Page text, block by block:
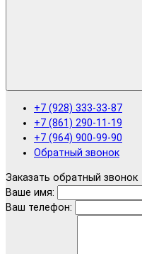
+7 (928) 333-33-87
+7 (861) 290-11-19
+7 (964) 900-99-90
Обратный звонок
Заказать обратный звонок
Ваше имя:
Ваш телефон: